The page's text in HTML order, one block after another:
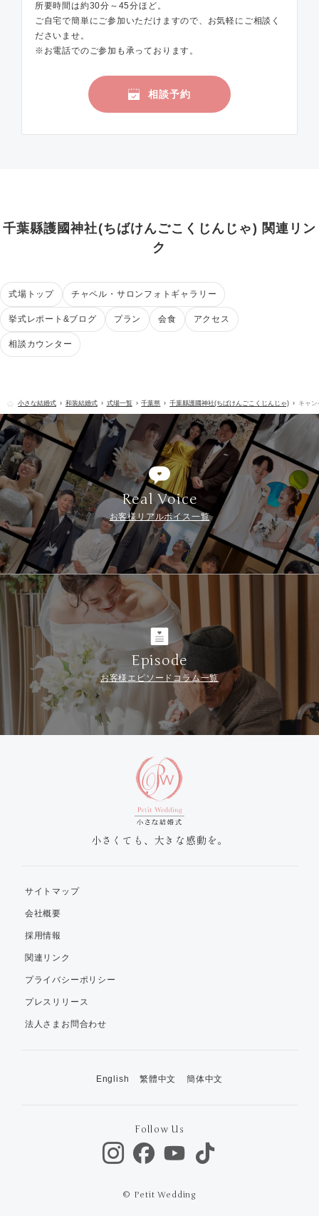
所要時間は約30分～45分ほど。
ご自宅で簡単にご参加いただけますので、お気軽にご相談く
ださいませ。
※お電話でのご参加も承っております。
相談予約
千葉縣護國神社(ちばけんごこくじんじゃ) 関連リン
ク
式場トップ チャペル・サロンフォトギャラリー
挙式レポート&ブログ プラン 会食 アクセス
相談カウンター
小さな結婚式 和装結婚式 式場一覧 千葉県 千葉縣護國神社(ちばけんごこくじんじゃ) キャ
Real Voice
お客様リアルボイス一覧
Episode
お客様エピソードコラム一覧
小さくても、大きな感動を。
サイトマップ
会社概要
採用情報
関連リンク
プライバシーポリシー
プレスリリース
法人さまお問合わせ
English 繁體中文 簡体中文
Follow Us
© Petit Wedding